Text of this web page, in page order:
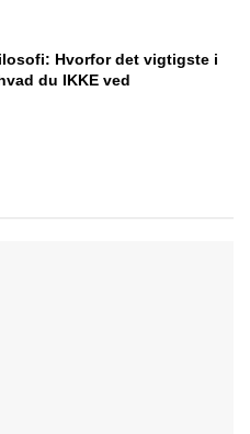
Hvorfor det vigtigste i
du IKKE ved